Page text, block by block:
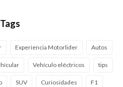
Tags
Experiencia Motorlider Autos
Vehículo eléctricos tips
SUV Curiosidades F1